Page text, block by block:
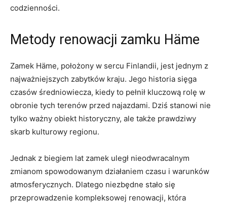
codzienności.
Metody renowacji zamku⁣ Häme
Zamek ⁣Häme, położony w sercu ⁤Finlandii, ⁤jest jednym⁤ z
najważniejszych zabytków kraju. Jego ​historia ⁣sięga
czasów średniowiecza,‍ kiedy to pełnił kluczową rolę w
obronie tych terenów przed najazdami.⁢ Dziś stanowi nie
tylko ważny ​obiekt‌ historyczny, ​ale także prawdziwy
skarb kulturowy⁣ regionu.
Jednak z biegiem lat zamek uległ nieodwracalnym
zmianom spowodowanym działaniem czasu i warunków
atmosferycznych. Dlatego ‌niezbędne stało ⁤się
przeprowadzenie kompleksowej renowacji, ​która